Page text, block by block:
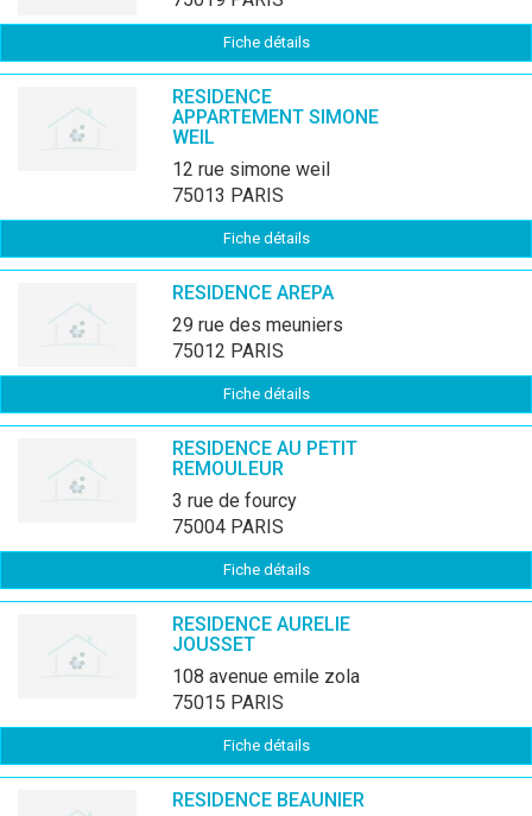
Fiche détails
RESIDENCE
APPARTEMENT SIMONE
WEIL
12 rue simone weil
75013 PARIS
Fiche détails
RESIDENCE AREPA
29 rue des meuniers
75012 PARIS
Fiche détails
RESIDENCE AU PETIT
REMOULEUR
3 rue de fourcy
75004 PARIS
Fiche détails
RESIDENCE AURELIE
JOUSSET
108 avenue emile zola
75015 PARIS
Fiche détails
RESIDENCE BEAUNIER